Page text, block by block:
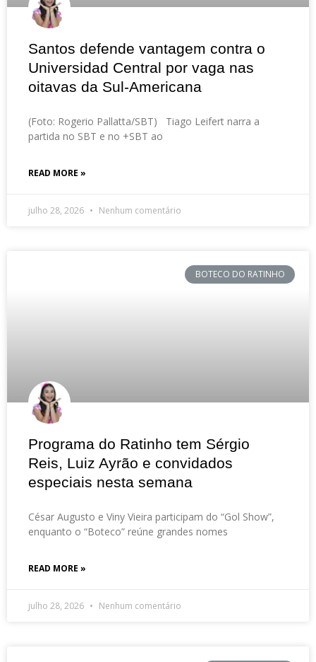
Santos defende vantagem contra o
Universidad Central por vaga nas
oitavas da Sul-Americana
(Foto: Rogerio Pallatta/SBT) Tiago Leifert narra a
partida no SBT e no +SBT ao
READ MORE »
julho 28, 2026 Nenhum comentário
BOTECO DO RATINHO
Programa do Ratinho tem Sérgio
Reis, Luiz Ayrão e convidados
especiais nesta semana
César Augusto e Viny Vieira participam do “Gol Show”,
enquanto o “Boteco” reúne grandes nomes
READ MORE »
julho 28, 2026 Nenhum comentário